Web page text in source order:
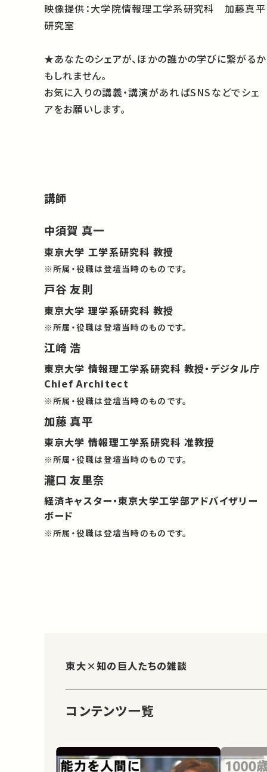
映像提供：大学院情報理工学系研究科 加藤真平
研究室
★あなたのシェアが、ほかの誰かの学びに繋がるか
もしれません。
お気に入りの講義・講演があればSNSなどでシェ
アをお願いします。
講師
中須賀 真一
東京大学 工学系研究科 教授
※所属・役職は登壇当時のものです。
戸谷 友則
東京大学 理学系研究科 教授
※所属・役職は登壇当時のものです。
江崎 浩
東京大学 情報理工学系研究科 教授・デジタル庁
Chief Architect
※所属・役職は登壇当時のものです。
加藤 真平
東京大学 情報理工学系研究科 准教授
※所属・役職は登壇当時のものです。
瀧口 友里奈
経済キャスター・東京大学工学部アドバイザリー
ボード
※所属・役職は登壇当時のものです。
東大×知の巨人たちの雑談
コンテンツ一覧